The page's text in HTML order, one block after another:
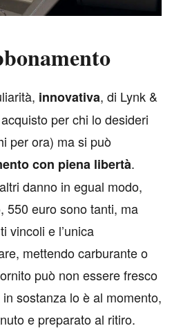
innovativa, di Lynk &
per chi lo desideri
per ora) ma si può
con piena libertà.
danno in egual modo,
550 euro sono tanti, ma
vincoli e l’unica
mettendo carburante o
può non essere fresco
sostanza lo è al momento,
e preparato al ritiro.